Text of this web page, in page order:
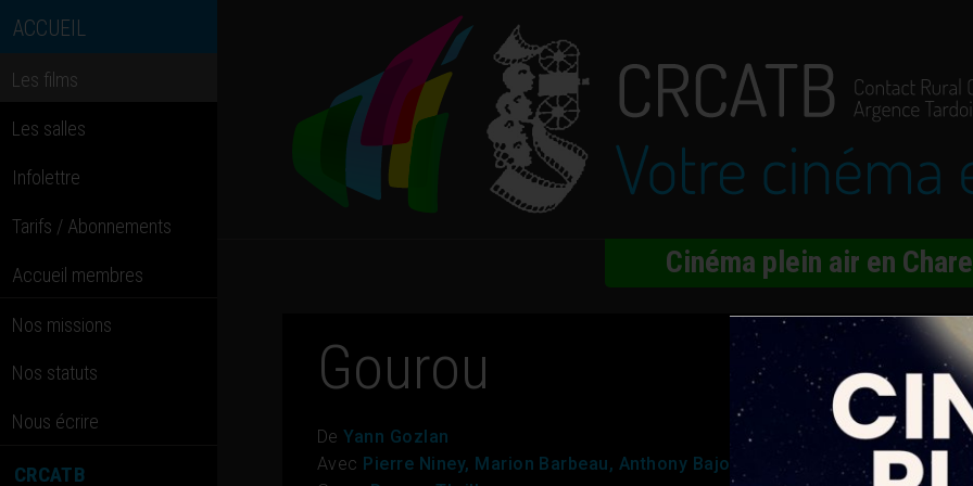
ACCUEIL
Les films
Les salles
Infolettre
Tarifs / Abonnements
Accueil membres
Nos missions
Nos statuts
Nous écrire
CRCATB
Cinéma plein air en
Gourou
DeYann Gozlan
Avec Pierre Niney, Marion Barbeau, Anthony Bajon